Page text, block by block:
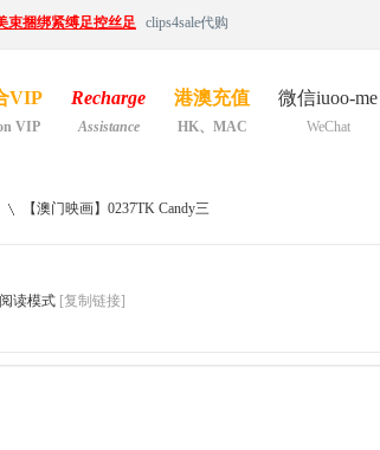
束捆绑紧缚足控丝足 clips4sale代购
VIP
VIP
Recharge
Assistance
港澳充值
HK、MAC
微信iuoo-me
WeChat
›
【澳门映画】0237TK Candy三
阅读模式 [复制链接]